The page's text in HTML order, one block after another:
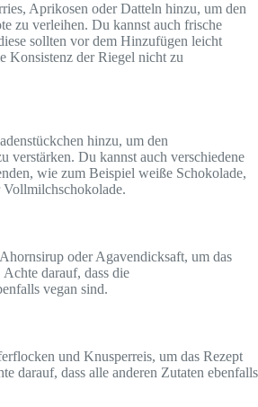
Aprikosen oder Datteln hinzu, um den
zu verleihen. Du kannst auch frische
sollten vor dem Hinzufügen leicht
Konsistenz der Riegel nicht zu
hinzu, um den
verstärken. Du kannst auch verschiedene
wie zum Beispiel weiße Schokolade,
Vollmilchschokolade.
oder Agavendicksaft, um das
darauf, dass die
vegan sind.
und Knusperreis, um das Rezept
darauf, dass alle anderen Zutaten ebenfalls